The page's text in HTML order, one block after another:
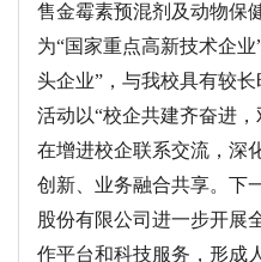
售金霉素预混剂及动物保
为“国家重点高新技术企
头企业”，与我校具有较
活动以“校企共建齐奋进
在增进校企联系交流，深
创新、业务融合共享。下
股份有限公司进一步开展
作平台和科技服务，形成